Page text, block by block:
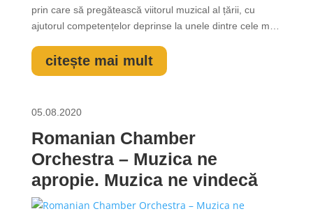
prin care să pregătească viitorul muzical al țării, cu
ajutorul competențelor deprinse la unele dintre cele mai
Muzicieni”, eveniment care va avea loc în 14 august la
Grădina de...
citește mai mult
05.08.2020
Romanian Chamber
Orchestra – Muzica ne
apropie. Muzica ne vindecă